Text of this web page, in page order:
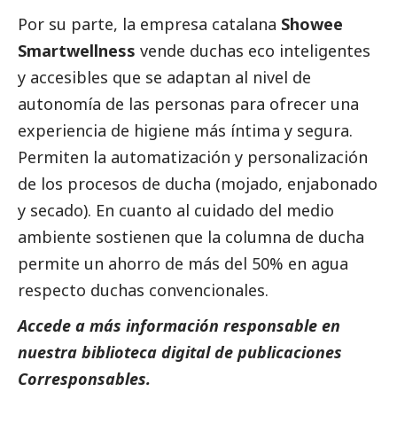
Por su parte, la empresa catalana Showee
Smartwellness vende duchas eco inteligentes
y accesibles que se adaptan al nivel de
autonomía de las personas para ofrecer una
experiencia de higiene más íntima y segura.
Permiten la automatización y personalización
de los procesos de ducha (mojado, enjabonado
y secado). En cuanto al cuidado del medio
ambiente sostienen que la columna de ducha
permite un ahorro de más del 50% en agua
respecto duchas convencionales.
Accede a más información responsable en
nuestra biblioteca digital de publicaciones
Corresponsables.